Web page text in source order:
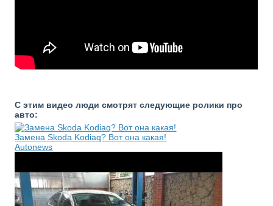
С этим видео люди смотрят следующие ролики про
авто:
Замена Skoda Kodiaq? Вот она какая!
Autonews